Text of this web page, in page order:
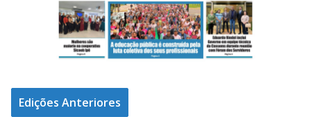
Edições Anteriores